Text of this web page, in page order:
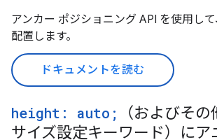
アンカー ポジショニング API を使用し
配置します。
ドキュメントを読む
height: auto;
（およびそ
サイズ設定キーワード）にア